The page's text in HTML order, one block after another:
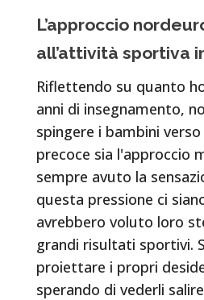
L’approccio
all’attività sportiva
Riflettendo su quanto
anni di insegnamento,
spingere i bambini
precoce sia l'approccio
sempre avuto la
questa pressione ci
avrebbero voluto loro
grandi risultati sportivi.
proiettare i propri
sperando di vederli